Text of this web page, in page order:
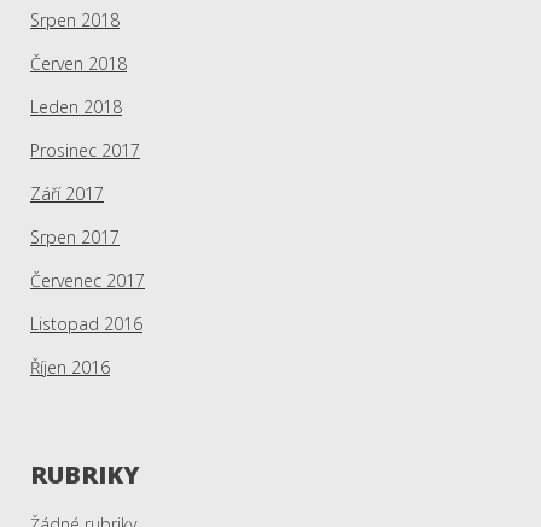
Srpen 2018
Červen 2018
Leden 2018
Prosinec 2017
Září 2017
Srpen 2017
Červenec 2017
Listopad 2016
Říjen 2016
RUBRIKY